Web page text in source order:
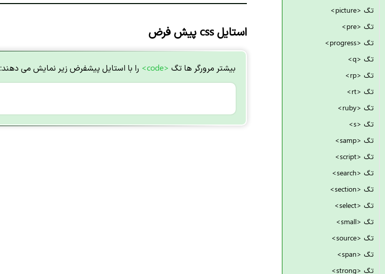
استایل css پیش فرض
بیشتر مرورگر ها تگ <code> را با استایل پیشفرض زیر نمایش می دهند:
تگ <picture>
تگ <pre>
تگ <progress>
تگ <q>
تگ <rp>
تگ <rt>
تگ <ruby>
تگ <s>
تگ <samp>
تگ <script>
تگ <search>
تگ <section>
تگ <select>
تگ <small>
تگ <source>
تگ <span>
تگ <strong>